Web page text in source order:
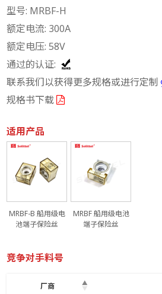
型号: MRBF-H
额定电流: 300A
额定电压: 58V
通过的认证:
联系我们以获得更多规格或进行定制
规格书下载
适用产品
MRBF-B 船用级电
池端子保险丝
MRBF 船用级电池
端子保险丝
竞争对手料号
厂商